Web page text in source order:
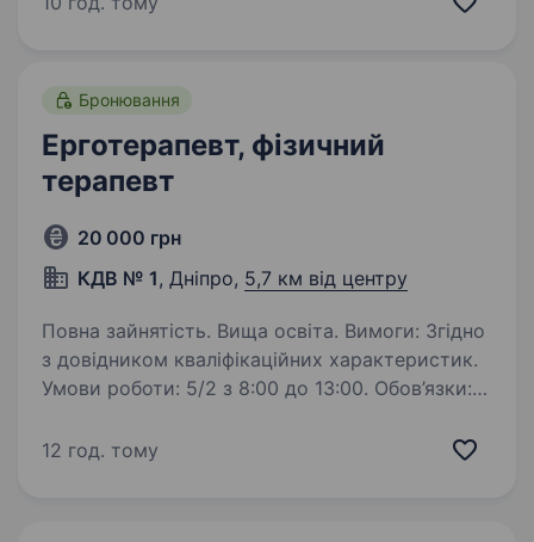
Бронювання
Ерготерапевт, фізичний
терапевт
20 000 грн
КДВ № 1, Дніпро, 5,7 км від центру
Повна зайнятість. Вища освіта. Вимоги: Згідно
з довідником кваліфікаційних характеристик.
Умови роботи: 5/2 з 8:00 до 13:00. Обов’язки:
системою та нервовою системою.
12 год. тому